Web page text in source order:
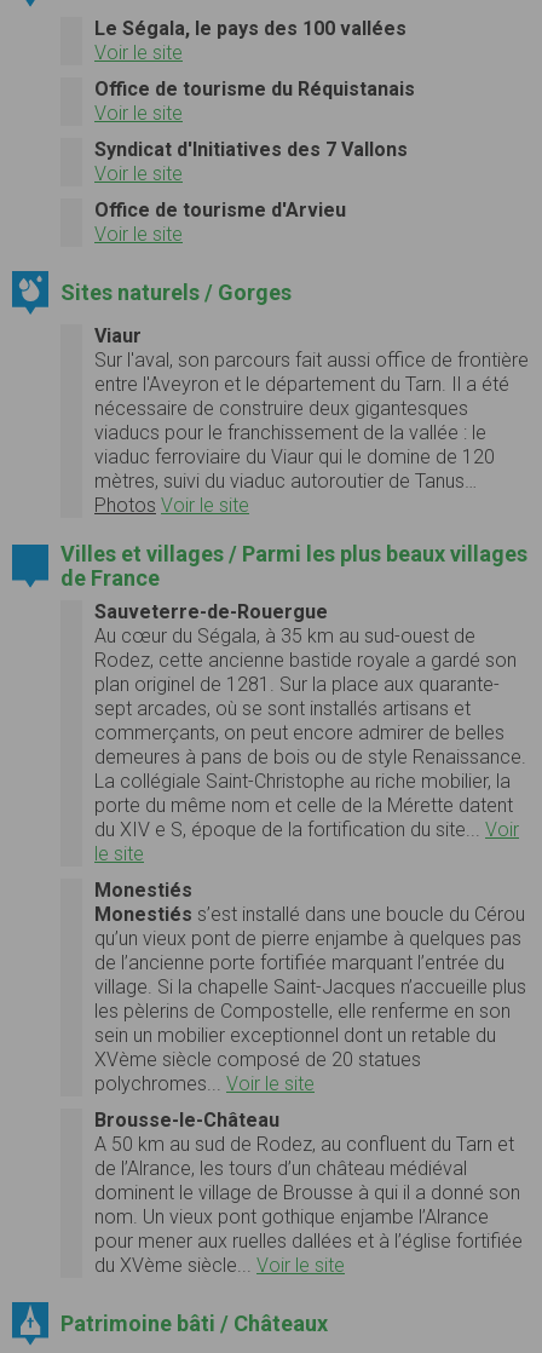
Le Ségala, le pays des 100 vallées
Voir le site
Office de tourisme du Réquistanais
Voir le site
Syndicat d'Initiatives des 7 Vallons
Voir le site
Office de tourisme d'Arvieu
Voir le site
Sites naturels / Gorges
Viaur
Sur l'aval, son parcours fait aussi office de frontière
entre l'Aveyron et le département du Tarn. Il a été
nécessaire de construire deux gigantesques
viaducs pour le franchissement de la vallée : le
viaduc ferroviaire du Viaur qui le domine de 120
mètres, suivi du viaduc autoroutier de Tanus…
Photos Voir le site
Villes et villages / Parmi les plus beaux villages
de France
Sauveterre-de-Rouergue
Au cœur du Ségala, à 35 km au sud-ouest de
Rodez, cette ancienne bastide royale a gardé son
plan originel de 1281. Sur la place aux quarante-
sept arcades, où se sont installés artisans et
commerçants, on peut encore admirer de belles
demeures à pans de bois ou de style Renaissance.
La collégiale Saint-Christophe au riche mobilier, la
porte du même nom et celle de la Mérette datent
du XIV e S, époque de la fortification du site... Voir
le site
Monestiés
Monestiés s’est installé dans une boucle du Cérou
qu’un vieux pont de pierre enjambe à quelques pas
de l’ancienne porte fortifiée marquant l’entrée du
village. Si la chapelle Saint-Jacques n’accueille plus
les pèlerins de Compostelle, elle renferme en son
sein un mobilier exceptionnel dont un retable du
XVème siècle composé de 20 statues
polychromes... Voir le site
Brousse-le-Château
A 50 km au sud de Rodez, au confluent du Tarn et
de l’Alrance, les tours d’un château médiéval
dominent le village de Brousse à qui il a donné son
nom. Un vieux pont gothique enjambe l’Alrance
pour mener aux ruelles dallées et à l’église fortifiée
du XVème siècle... Voir le site
Patrimoine bâti / Châteaux